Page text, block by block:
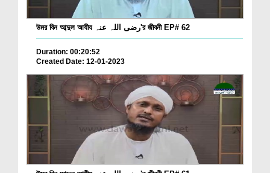
উমর বিন আব্দুল আযীয رضی اللہ عنہ'র জীবনী EP# 62
Duration: 00:20:52
Created Date: 12-01-2023